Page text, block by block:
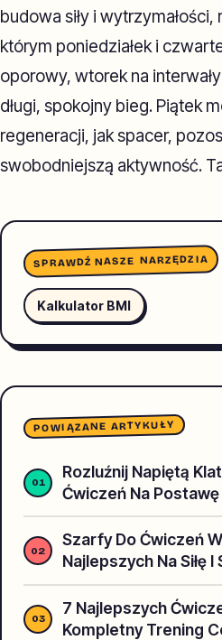
budowa siły i
którym poniedziałek i
oporowy, wtorek na
długi, spokojny bieg. Piątek
regeneracji, jak spacer,
swobodniejszą aktywność.
SPRAWDŹ NASZE NARZĘDZIA
Kalkulator BMI
POWIĄZANE ARTYKUŁY
Rozluźnij Napiętą
Ćwiczeń Na Postawę
Szarfy Do Ćwiczeń
Najlepszych Na Siłę
7 Najlepszych
Kompletny Trening